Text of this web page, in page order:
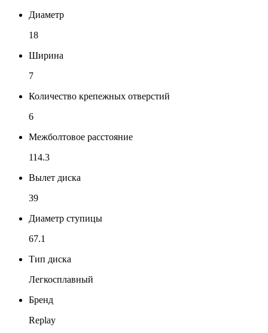
Диаметр
18
Ширина
7
Количество крепежных отверстий
6
Межболтовое расстояние
114.3
Вылет диска
39
Диаметр ступицы
67.1
Тип диска
Легкосплавный
Бренд
Replay